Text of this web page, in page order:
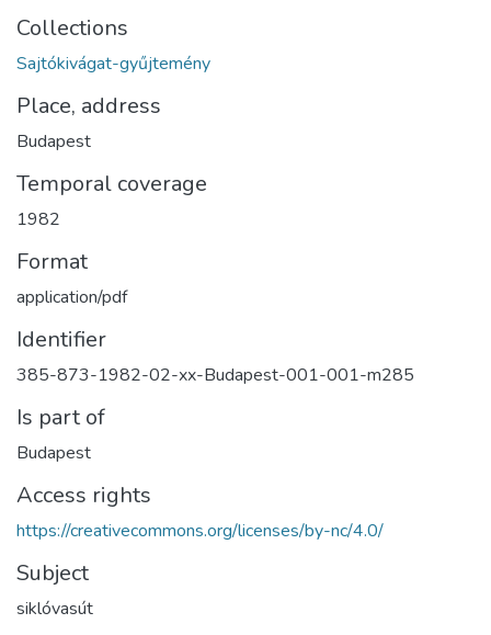
Collections
Sajtókivágat-gyűjtemény
Place, address
Budapest
Temporal coverage
1982
Format
application/pdf
Identifier
385-873-1982-02-xx-Budapest-001-001-m285
Is part of
Budapest
Access rights
https://creativecommons.org/licenses/by-nc/4.0/
Subject
siklóvasút